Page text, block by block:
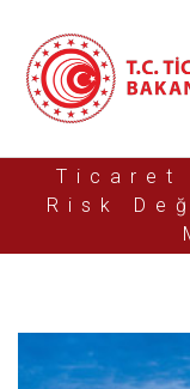
Ticaret
Risk